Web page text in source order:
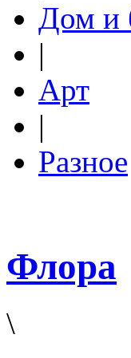
Дом и
|
Арт
|
Разное
Флора
\